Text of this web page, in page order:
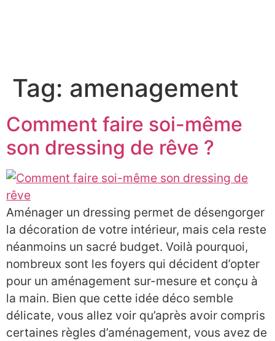
Tag: amenagement
Comment faire soi-même
son dressing de rêve ?
Aménager un dressing permet de désengorger
la décoration de votre intérieur, mais cela reste
néanmoins un sacré budget. Voilà pourquoi,
nombreux sont les foyers qui décident d’opter
pour un aménagement sur-mesure et conçu à
la main. Bien que cette idée déco semble
délicate, vous allez voir qu’après avoir compris
certaines règles d’aménagement, vous avez de